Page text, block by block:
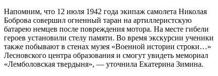
Напомним, что 12 июля 1942 года экипаж самолета Николая
Боброва совершил огненный таран на артиллеристскую
батарею немцев после повреждения мотора. На месте гибели
героев установили стелу памяти. Во время экскурсии ученики
также побывают в стенах музея «Военной истории строки…»
Лесновского центра образования и смогут увидеть мемориал
«Лемболовская твердыня», — уточнила Екатерина Зимина.